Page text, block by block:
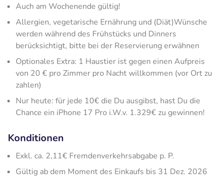
Auch am Wochenende gültig!
Allergien, vegetarische Ernährung und (Diät)Wünsche
werden während des Frühstücks und Dinners
berücksichtigt, bitte bei der Reservierung erwähnen
Optionales Extra: 1 Haustier ist gegen einen Aufpreis
von 20 € pro Zimmer pro Nacht willkommen (vor Ort zu
zahlen)
Nur heute: für jede 10€ die Du ausgibst, hast Du die
Chance ein iPhone 17 Pro i.W.v. 1.329€ zu gewinnen!
Konditionen
Exkl. ca. 2,11€ Fremdenverkehrsabgabe p. P.
Gültig ab dem Moment des Einkaufs bis 31 Dez. 2026